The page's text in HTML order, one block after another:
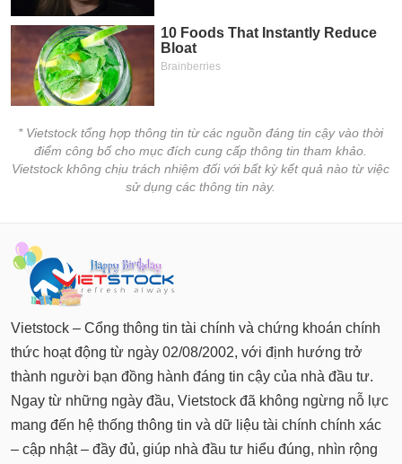
* Vietstock tổng hợp thông tin từ các nguồn đáng tin cậy vào thời
điểm công bố cho mục đích cung cấp thông tin tham khảo.
Vietstock không chịu trách nhiệm đối với bất kỳ kết quả nào từ việc
sử dụng các thông tin này.
Vietstock – Cổng thông tin tài chính và chứng khoán chính
thức hoạt động từ ngày 02/08/2002, với định hướng trở
thành người bạn đồng hành đáng tin cậy của nhà đầu tư.
Ngay từ những ngày đầu, Vietstock đã không ngừng nỗ lực
mang đến hệ thống thông tin và dữ liệu tài chính chính xác
– cập nhật – đầy đủ, giúp nhà đầu tư hiểu đúng, nhìn rộng
Công
cụ
thông
tài
chính
Dữ
tài
chính